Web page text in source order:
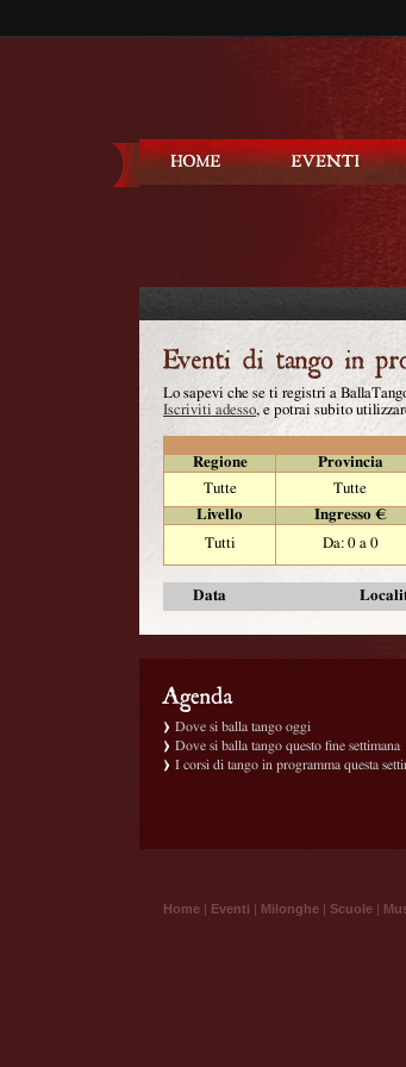
Lo sapevi che se ti registri a
Iscriviti adesso, e potrai subito
Regione
Provincia
Tutte
Tutte
Livello
Ingresso €
Tutti
Da: 0 a 0
Data
Dove si balla tango oggi
Dove si balla tango questo fine settimana
I corsi di tango in programma questa
Home | Eventi | Milonghe | Scuole |